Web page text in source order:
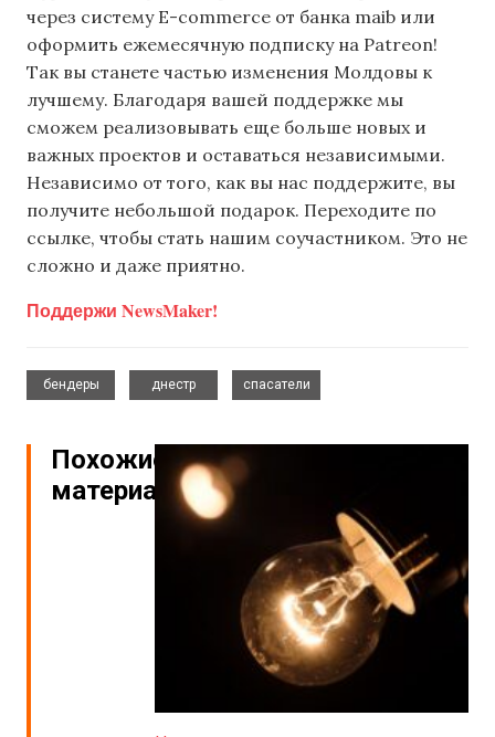
через систему E-commerce от банка maib или
оформить ежемесячную подписку на Patreon!
Так вы станете частью изменения Молдовы к
лучшему. Благодаря вашей поддержке мы
сможем реализовывать еще больше новых и
важных проектов и оставаться независимыми.
Независимо от того, как вы нас поддержите, вы
получите небольшой подарок. Переходите по
ссылке, чтобы стать нашим соучастником. Это не
сложно и даже приятно.
Поддержи NewsMaker!
бендеры
днестр
спасатели
Похожие
материалы